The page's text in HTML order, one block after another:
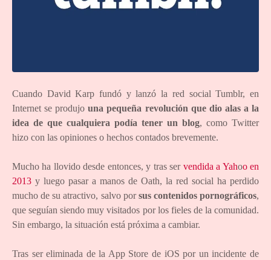
Cuando David Karp fundó y lanzó la red social Tumblr, en
Internet se produjouna pequeña revolución que dio alas a la
idea de que cualquiera podía tener un blog, como Twitter
hizo con las opiniones o hechos contados brevemente.
Mucho ha llovido desde entonces, y tras ser vendida a Yahoo en
2013 y luego pasar a manos de Oath, la red social ha perdido
mucho de su atractivo, salvo porsus contenidos pornográficos,
que seguían siendo muy visitados por los fieles de la comunidad.
Sin embargo, la situación está próxima a cambiar.
Tras ser eliminada de la App Store de iOS por un incidente de